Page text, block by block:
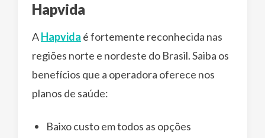
Hapvida
AHapvida é fortemente reconhecida nas
regiões norte e nordeste do Brasil. Saiba os
benefícios que a operadora oferece nos
planos de saúde:
Baixo custo em todos as opções